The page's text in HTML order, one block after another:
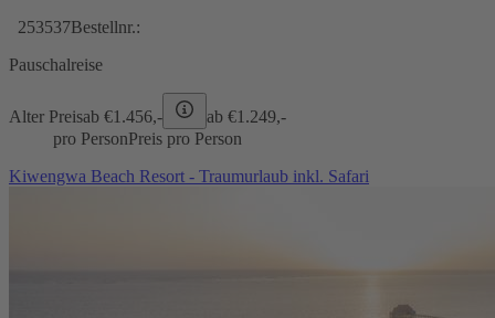
253537Bestellnr.:
Pauschalreise
Alter Preisab €1.456,- ab €1.249,-
pro PersonPreis pro Person
Kiwengwa Beach Resort - Traumurlaub inkl. Safari